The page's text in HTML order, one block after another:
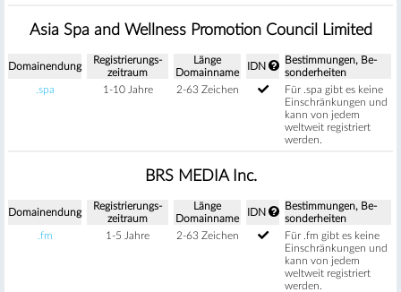
Asia Spa and Wellness Promotion Council Limited
Domain­endung
Regis­trierungs­
zeitraum
Länge
Domain­name
IDN
Be­stimm­ungen, Be­
sonder­heiten
.spa
1-10 Jahre 2-63 Zeichen
Für .spa gibt es keine
Einschränkungen und
kann von jedem
weltweit registriert
werden.
BRS MEDIA Inc.
Domain­endung
Regis­trierungs­
zeitraum
Länge
Domain­name
IDN
Be­stimm­ungen, Be­
sonder­heiten
.fm
1-5 Jahre 2-63 Zeichen
Für .fm gibt es keine
Einschränkungen und
kann von jedem
weltweit registriert
werden.